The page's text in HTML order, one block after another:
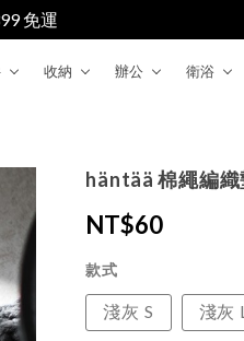
免運
收納 辦公 衛浴
häntää 棉繩編織
NT$60
款式
淺灰 S 淺灰